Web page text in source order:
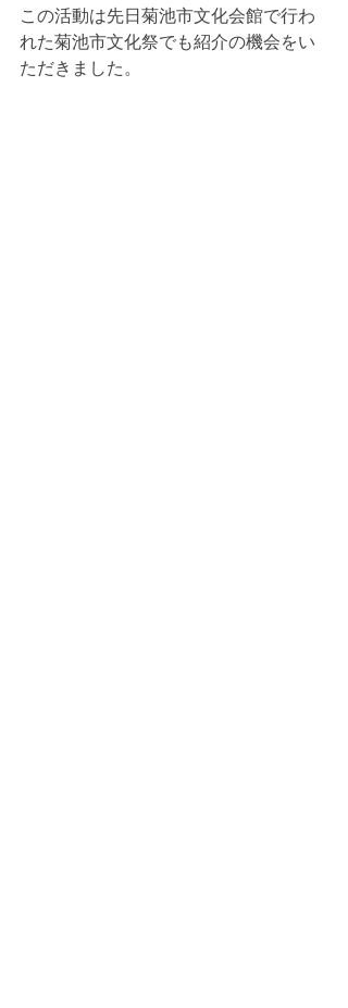
この活動は先日菊池市文化会館で行わ
れた菊池市文化祭でも紹介の機会をい
ただきました。